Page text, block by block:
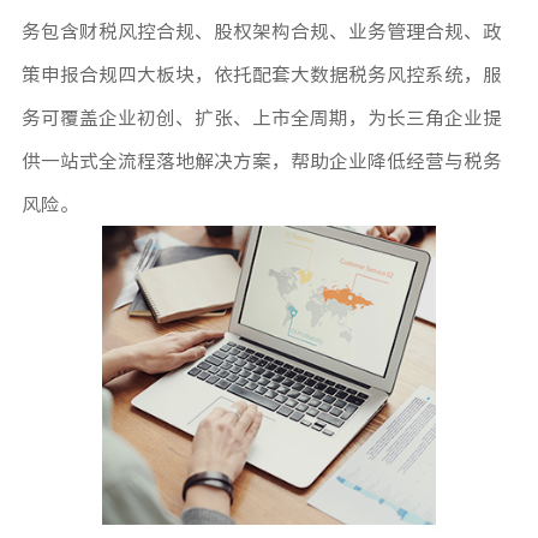
务包含财税风控合规、股权架构合规、业务管理合规、政
策申报合规四大板块，依托配套大数据税务风控系统，服
务可覆盖企业初创、扩张、上市全周期，为长三角企业提
供一站式全流程落地解决方案，帮助企业降低经营与税务
风险。